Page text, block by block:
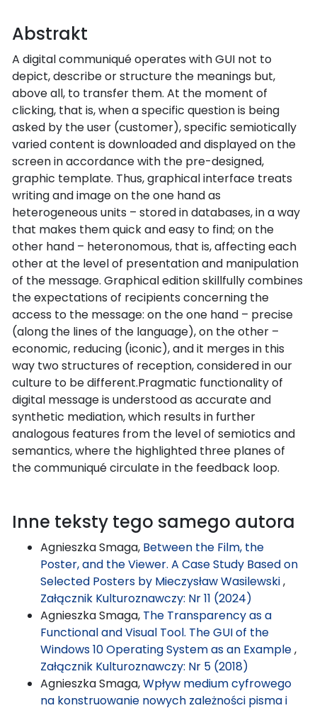
Abstrakt
A digital communiqué operates with GUI not to
depict, describe or structure the meanings but,
above all, to transfer them. At the moment of
clicking, that is, when a specific question is being
asked by the user (customer), specific semiotically
varied content is downloaded and displayed on the
screen in accordance with the pre-designed,
graphic template. Thus, graphical interface treats
writing and image on the one hand as
heterogeneous units – stored in databases, in a way
that makes them quick and easy to find; on the
other hand – heteronomous, that is, affecting each
other at the level of presentation and manipulation
of the message. Graphical edition skillfully combines
the expectations of recipients concerning the
access to the message: on the one hand – precise
(along the lines of the language), on the other –
economic, reducing (iconic), and it merges in this
way two structures of reception, considered in our
culture to be different.Pragmatic functionality of
digital message is understood as accurate and
synthetic mediation, which results in further
analogous features from the level of semiotics and
semantics, where the highlighted three planes of
the communiqué circulate in the feedback loop.
Inne teksty tego samego autora
Agnieszka Smaga, Between the Film, the
Poster, and the Viewer. A Case Study Based on
Selected Posters by Mieczysław Wasilewski,
Załącznik Kulturoznawczy: Nr 11 (2024)
Agnieszka Smaga, The Transparency as a
Functional and Visual Tool. The GUI of the
Windows 10 Operating System as an Example,
Załącznik Kulturoznawczy: Nr 5 (2018)
Agnieszka Smaga,Wpływ medium cyfrowego
na konstruowanie nowych zależności pisma i